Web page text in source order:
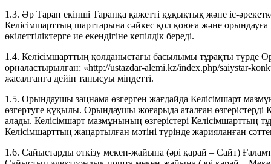
1.3. Әр Тарап екінші Тарапқа қажетті құқықтық және іс-әрекетке
Келісімшарттың шарттарына сәйкес қол қоюға және орындауға
өкілеттіліктерге ие екендігіне кепілдік береді.
1.4. Келісімшарттың қолданыстағы басылымы тұрақты
орналастырылған: «http://ustazdar-alemi.kz/index.php/saiystar-
жасалғанға дейін танысуы міндетті.
1.5. Орындаушы заңнама өзгерген жағдайда Келісімшарт
өзгертуге құқылы. Орындаушы жоғарыда аталған өзгерістерді
алады. Келісімшарт мазмұнының өзгерістері Келісімшарттың
Келісімшарттың жаңартылған мәтіні түрінде жарияланған
1.6. Сайыстарды өткізу мекен-жайына (әрі қарай – Сайт)